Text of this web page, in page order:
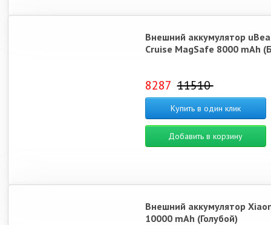
Внешний аккумулятор
Cruise MagSafe 8000 mAh
8287 11510
Купить в один клик
Добавить в корзину
Внешний аккумулятор
10000 mAh (Голубой)